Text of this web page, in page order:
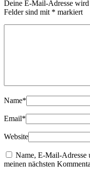
Deine E-Mail-Adresse
Felder sind mit * markiert
Name*
Email*
Website
Name, E-Mail-Adresse
meinen nächsten